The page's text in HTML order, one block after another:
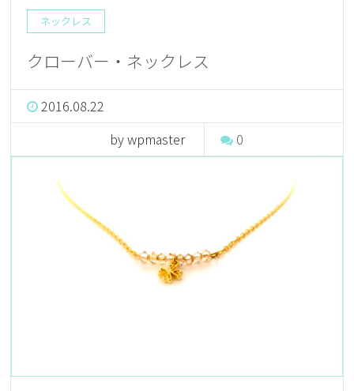
ネックレス
クローバー・ネックレス
2016.08.22
by wpmaster
0